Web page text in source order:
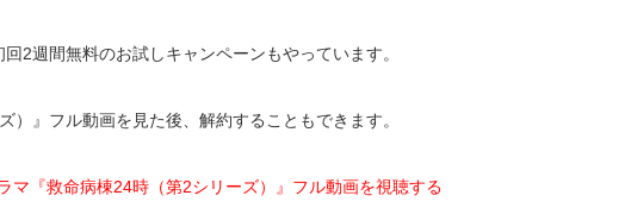
2週間無料のお試しキャンペーンもやっています。
』フル動画を見た後、解約することもできます。
マ『救命病棟24時（第2シリーズ）』フル動画を視聴する